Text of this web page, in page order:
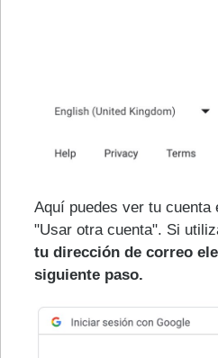
Aquí puedes ver tu cuenta
"Usar otra cuenta". Si
tu dirección de correo
siguiente paso.